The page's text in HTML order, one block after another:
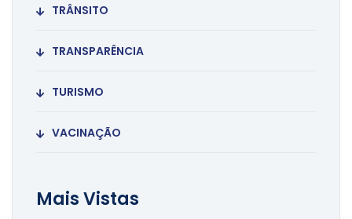
TRÂNSITO
TRANSPARÊNCIA
TURISMO
VACINAÇÃO
Mais Vistas